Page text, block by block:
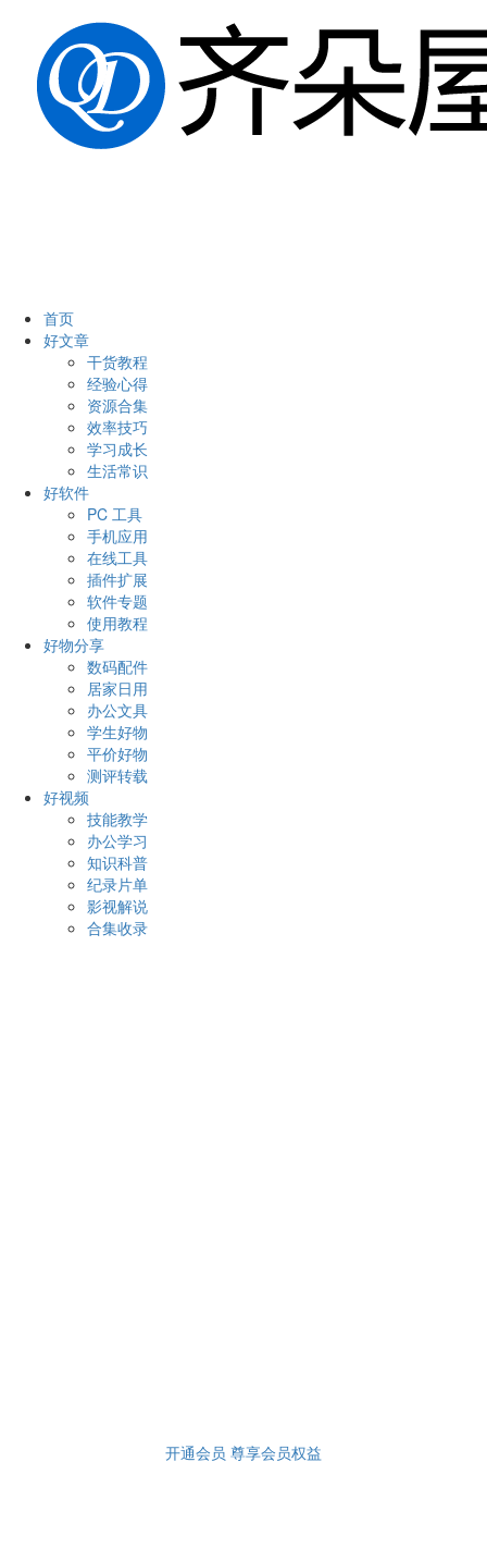
首页
好文章
干货教程
经验心得
资源合集
效率技巧
学习成长
生活常识
好软件
PC 工具
手机应用
在线工具
插件扩展
软件专题
使用教程
好物分享
数码配件
居家日用
办公文具
学生好物
平价好物
测评转载
好视频
技能教学
办公学习
知识科普
纪录片单
影视解说
合集收录
开通会员 尊享会员权益